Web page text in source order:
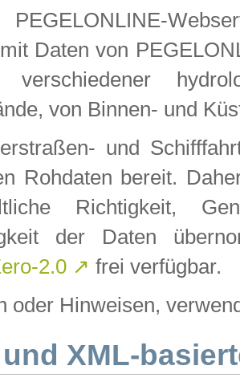
Daten von
verschiedener
von Binnen- und
und
Rohdaten bereit.
Richtigkeit,
der Daten
2.0 ↗ frei verfügbar.
oder Hinweisen,
und XML-